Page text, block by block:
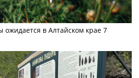
ожидается в Алтайском крае 7